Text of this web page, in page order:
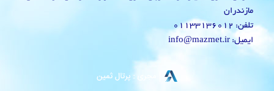
مازندران
تلفن: 01133136012
ایمیل: info@mazmet.ir